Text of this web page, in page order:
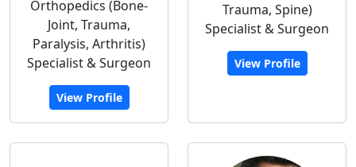
Orthopedics (Bone-
Joint, Trauma,
Paralysis, Arthritis)
Specialist & Surgeon
View Profile
Trauma, Spine)
Specialist & Surgeon
View Profile